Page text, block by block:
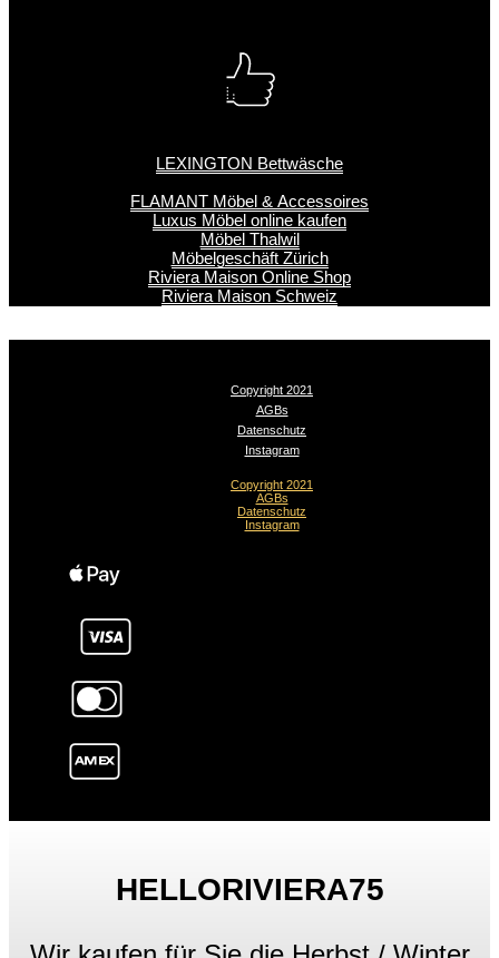
LEXINGTON Bettwäsche
FLAMANT Möbel & Accessoires
Luxus Möbel online kaufen
Möbel Thalwil
Möbelgeschäft Zürich
Riviera Maison Online Shop
Riviera Maison Schweiz
Copyright 2021
AGBs
Datenschutz
Instagram
Copyright 2021
AGBs
Datenschutz
Instagram
HELLORIVIERA75